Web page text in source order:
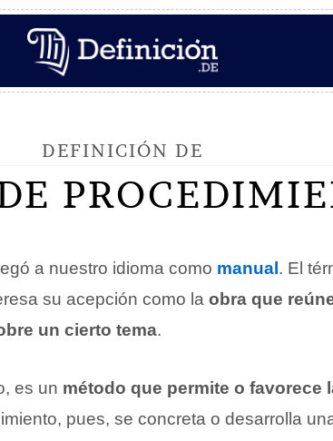
DEFINICIÓN DE
a nuestro idioma como manual . El
su acepción como la obra que
un cierto tema.
es un método que permite o favorece
pues, se concreta o desarrolla